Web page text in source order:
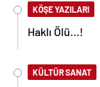
KÖŞE YAZILARI
Haklı Ölü…!
KÜLTÜR SANAT